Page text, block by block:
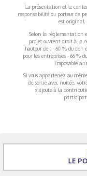
La présentation et le
responsabilité du porteur de
est original,
Selon la réglementation
projet ouvrent droit à la
hauteur de : - 60 % du don
pour les entreprises - 66 %
imposable
Si vous appartenez au
de sortie avec nuitée,
s’ajoute à la
LE